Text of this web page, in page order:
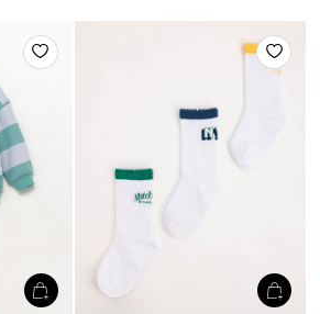
הוסף
למועדפים
הוסף
למועדפים